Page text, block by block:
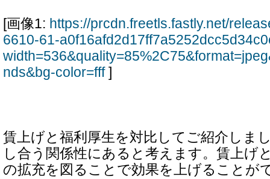
[画像1: https://prcdn.freetls.fastly.net/
6610-61-
nds&bg-color=fff]
賃上げと福利厚生を対比してご紹介しま
し合う関係性にあると考えます。賃上げ
の拡充を図ることで効果を上げることが